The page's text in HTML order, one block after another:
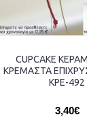
CUPCAKE
ΚΡΕΜΑΣΤΑ
ΚΡΕ-492
3,40€